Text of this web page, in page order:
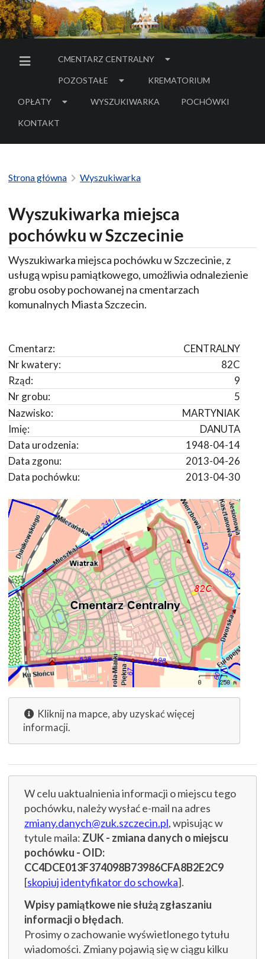
MENU BOCZNE
CMENTARZ CENTRALNY
POZOSTAŁE KREMATORIUM
OPŁATY WYSZUKIWARKA POCHÓWKI
- LINK DO SERWISU
KONTAKT
Strona główna Wyszukiwarka
Wyszukiwarka miejsca
pochówku w Szczecinie
Wyszukiwarka miejsca pochówku w Szczecinie, z
usługą wpisu pamiątkowego, umożliwia odnalezienie
grobu osoby pochowanej na cmentarzach
komunalnych Miasta Szczecin.
CENTRALNY
Cmentarz:
82C
Nr kwatery:
9
Rząd:
5
Nr grobu:
MARTYNIAK
Nazwisko:
DANUTA
Imię:
1948-04-14
Data urodzenia:
2013-04-26
Data zgonu:
2013-04-30
Data pochówku:
Kliknij na mapce, aby uzyskać więcej
informacji.
W celu uaktualnienia informacji o miejscu tego
pochówku, należy wysłać e-mail na adres
zmiany.danych@zuk.szczecin.pl, wpisując w
tytule maila: ZUK - zmiana danych o miejscu
pochówku - OID:
CC4DCE013F374098B73986CFA8B2E2C9
[skopiuj identyfikator do schowka].
Wpisy pamiątkowe nie służą zgłaszaniu
informacji o błędach.
Prosimy o zachowanie wyświetlonego tytułu
wiadomości. Zmiany pojawią się w ciągu kilku